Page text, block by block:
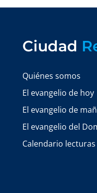
Ciudad
Quiénes somos
El evangelio de hoy
El evangelio de
El evangelio del
Calendario lecturas